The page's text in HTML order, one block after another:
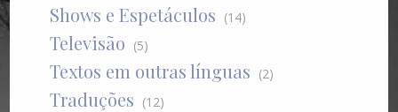
Shows e Espetáculos (14)
Televisão (5)
Textos em outras línguas (2)
Traduções (12)